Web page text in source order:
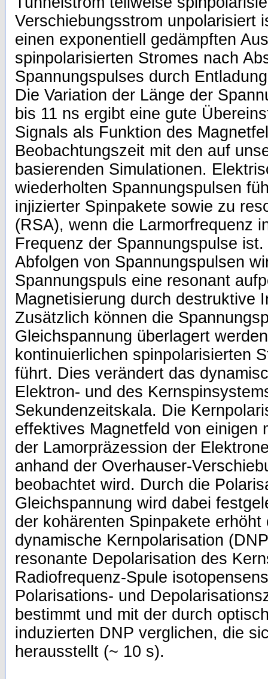
Verschiebungsstrom unpolarisiert
einen exponentiell gedämpften
spinpolarisierten Stromes nach
Spannungspulses durch
Die Variation der Länge der
bis 11 ns ergibt eine gute
Signals als Funktion des
Beobachtungszeit mit den auf
basierenden Simulationen.
wiederholten Spannungspulsen
injizierter Spinpakete sowie zu
(RSA), wenn die Larmorfrequenz
Frequenz der Spannungspulse
Abfolgen von Spannungspulsen
Spannungspuls eine resonant
Magnetisierung durch destruktive
Zusätzlich können die
Gleichspannung überlagert
kontinuierlichen spinpolarisierten
führt. Dies verändert das
Elektron- und des
Sekundenzeitskala. Die
effektives Magnetfeld von einigen
der Lamorpräzession der
anhand der Overhauser-
beobachtet wird. Durch die
Gleichspannung wird dabei
der kohärenten Spinpakete
dynamische Kernpolarisation
resonante Depolarisation des
Radiofrequenz-Spule
Polarisations- und
bestimmt und mit der durch
induzierten DNP verglichen, die
herausstellt (~ 10 s).